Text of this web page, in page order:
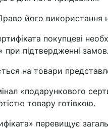
його використання
покупцеві
підтвердженні
на товари
«подарункового
товару готівкою.
перевищує